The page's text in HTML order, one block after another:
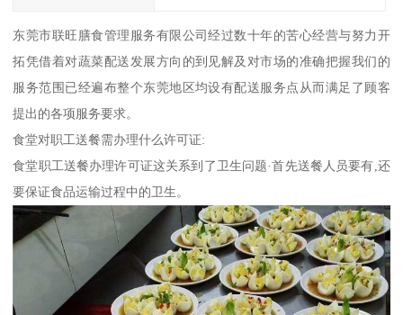
东莞市联旺膳食管理服务有限公司经过数十年的苦心经营与努力开
拓凭借着对蔬菜配送发展方向的到见解及对市场的准确把握我们的
服务范围已经遍布整个东莞地区均设有配送服务点从而满足了顾客
提出的各项服务要求。
食堂对职工送餐需办理什么许可证:
食堂职工送餐办理许可证这关系到了卫生问题·首先送餐人员要有,还
要保证食品运输过程中的卫生。